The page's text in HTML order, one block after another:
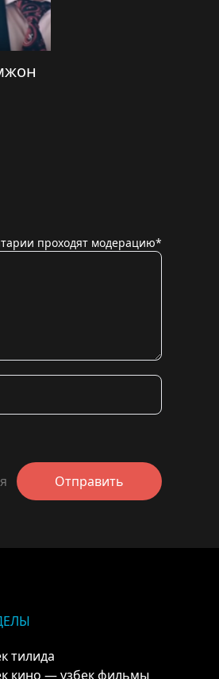
проходят модерацию*
Отправить
тилида
кино — узбек фильмы